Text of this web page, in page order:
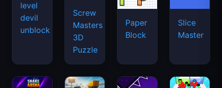
level
devil
unblock
Screw
Masters
3D
Puzzle
Paper
Block
Slice
Master